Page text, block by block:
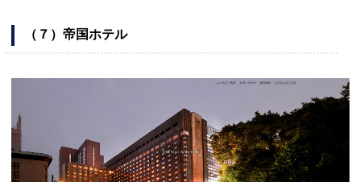
（７）帝国ホテル